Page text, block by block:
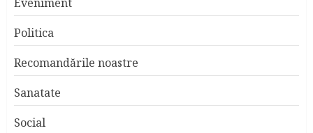
Politica
Recomandările noastre
Sanatate
Social